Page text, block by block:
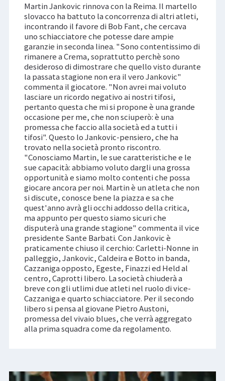
Martin Jankovic rinnova con la Reima. Il martello
slovacco ha battuto la concorrenza di altri atleti,
incontrando il favore di Bob Fant, che cercava
uno schiacciatore che potesse dare ampie
garanzie in seconda linea. "Sono contentissimo di
rimanere a Crema, soprattutto perchè sono
desideroso di dimostrare che quello visto durante
la passata stagione non era il vero Jankovic"
commenta il giocatore. "Non avrei mai voluto
lasciare un ricordo negativo ai nostri tifosi,
pertanto questa che mi si propone è una grande
occasione per me, che non sciuperò: è una
promessa che faccio alla società ed a tutti i
tifosi". Questo lo Jankovic-pensiero, che ha
trovato nella società pronto riscontro.
"Conosciamo Martin, le sue caratteristiche e le
sue capacità: abbiamo voluto dargli una grossa
opportunità e siamo molto contenti che possa
giocare ancora per noi. Martin è un atleta che non
si discute, conosce bene la piazza e sa che
quest'anno avrà gli occhi addosso della critica,
ma appunto per questo siamo sicuri che
disputerà una grande stagione" commenta il vice
presidente Sante Barbati. Con Jankovic è
praticamente chiuso il cerchio: Carletti-Nonne in
palleggio, Jankovic, Caldeira e Botto in banda,
Cazzaniga opposto, Egeste, Finazzi ed Held al
centro, Caprotti libero. La società chiuderà a
breve con gli utlimi due atleti nel ruolo di vice-
Cazzaniga e quarto schiacciatore. Per il secondo
libero si pensa al giovane Pietro Austoni,
promessa del vivaio blues, che verrà aggregato
alla prima squadra come da regolamento.